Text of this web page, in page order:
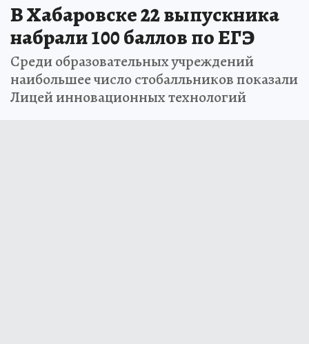
В Хабаровске 22 выпускника
набрали 100 баллов по ЕГЭ
Среди образовательных учреждений
наибольшее число стобалльников показали
Лицей инновационных технологий